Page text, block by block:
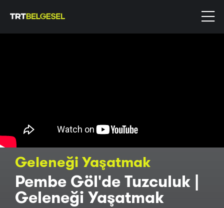
Geleneği Yaşatmak
Pembe Göl'de Tuzculuk |
Geleneği Yaşatmak